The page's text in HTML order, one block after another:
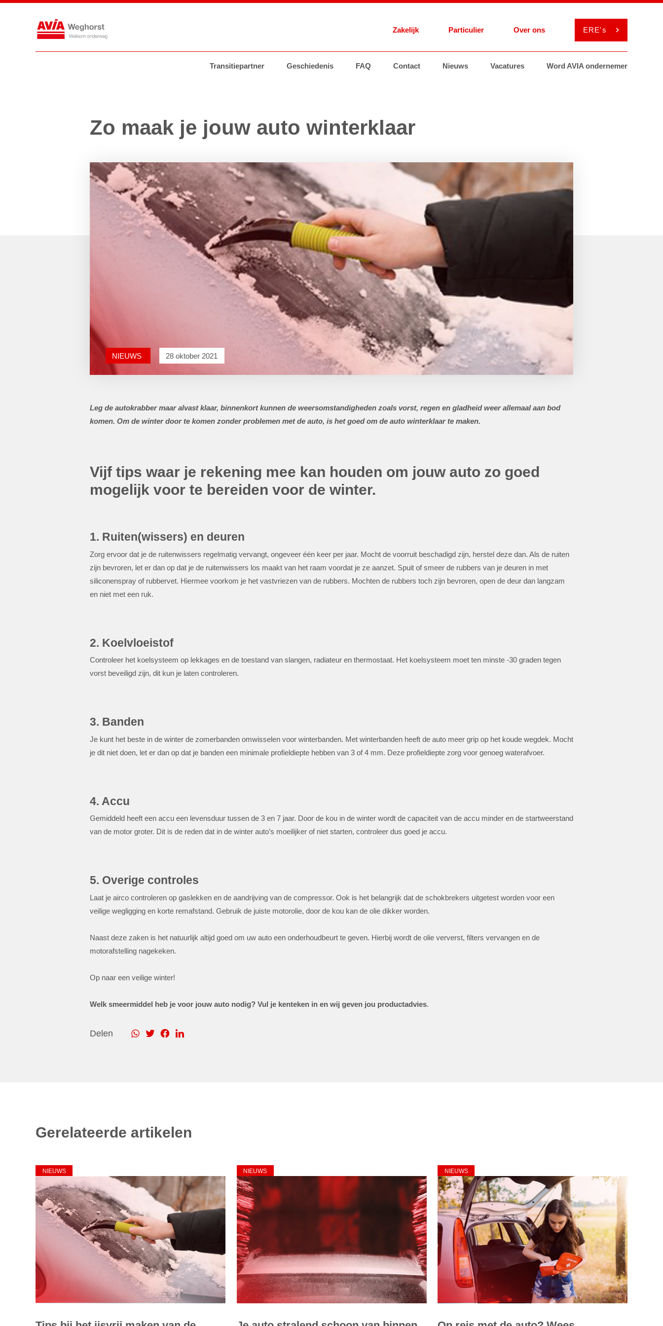
Zakelijk
AVIA Energie Brandstoffen AVIA Card Groothandel Services Smeermiddelen MyAVIA
Particulier
Tankstations Brandstoffen Services Smeermiddelen ViaAVIA
Over ons
Transitiepartner Geschiedenis FAQ Contact Nieuws Vacatures Word AVIA ondernemer
ERE's
Zo maak je jouw auto winterklaar
NIEUWS 28 oktober 2021
Leg de autokrabber maar alvast klaar, binnenkort kunnen de weersomstandigheden zoals vorst, regen en gladheid weer allemaal aan bod
komen. Om de winter door te komen zonder problemen met de auto, is het goed om de auto winterklaar te maken.
Vijf tips waar je rekening mee kan houden om jouw auto zo goed
mogelijk voor te bereiden voor de winter.
1. Ruiten(wissers) en deuren
Zorg ervoor dat je de ruitenwissers regelmatig vervangt, ongeveer één keer per jaar. Mocht de voorruit beschadigd zijn, herstel deze dan. Als de ruiten
zijn bevroren, let er dan op dat je de ruitenwissers los maakt van het raam voordat je ze aanzet. Spuit of smeer de rubbers van je deuren in met
siliconenspray of rubbervet. Hiermee voorkom je het vastvriezen van de rubbers. Mochten de rubbers toch zijn bevroren, open de deur dan langzam
en niet met een ruk.
2. Koelvloeistof
Controleer het koelsysteem op lekkages en de toestand van slangen, radiateur en thermostaat. Het koelsysteem moet ten minste -30 graden tegen
vorst beveiligd zijn, dit kun je laten controleren.
3. Banden
Je kunt het beste in de winter de zomerbanden omwisselen voor winterbanden. Met winterbanden heeft de auto meer grip op het koude wegdek. Mocht
je dit niet doen, let er dan op dat je banden een minimale profieldiepte hebben van 3 of 4 mm. Deze profieldiepte zorg voor genoeg waterafvoer.
4. Accu
Gemiddeld heeft een accu een levensduur tussen de 3 en 7 jaar. Door de kou in de winter wordt de capaciteit van de accu minder en de startweerstand
van de motor groter. Dit is de reden dat in de winter auto’s moeilijker of niet starten, controleer dus goed je accu.
5. Overige controles
Laat je airco controleren op gaslekken en de aandrijving van de compressor. Ook is het belangrijk dat de schokbrekers uitgetest worden voor een
veilige wegligging en korte remafstand. Gebruik de juiste motorolie, door de kou kan de olie dikker worden.
Naast deze zaken is het natuurlijk altijd goed om uw auto een onderhoudbeurt te geven. Hierbij wordt de olie ververst, filters vervangen en de
motorafstelling nagekeken.
Op naar een veilige winter!
Welk smeermiddel heb je voor jouw auto nodig? Vul je kenteken in en wij geven jou productadvies.
Delen
Gerelateerde artikelen
NIEUWS NIEUWS NIEUWS